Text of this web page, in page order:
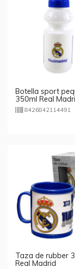
Botella sport
350ml Real
blanco
8426842114491
Taza de rubber
Real Madrid